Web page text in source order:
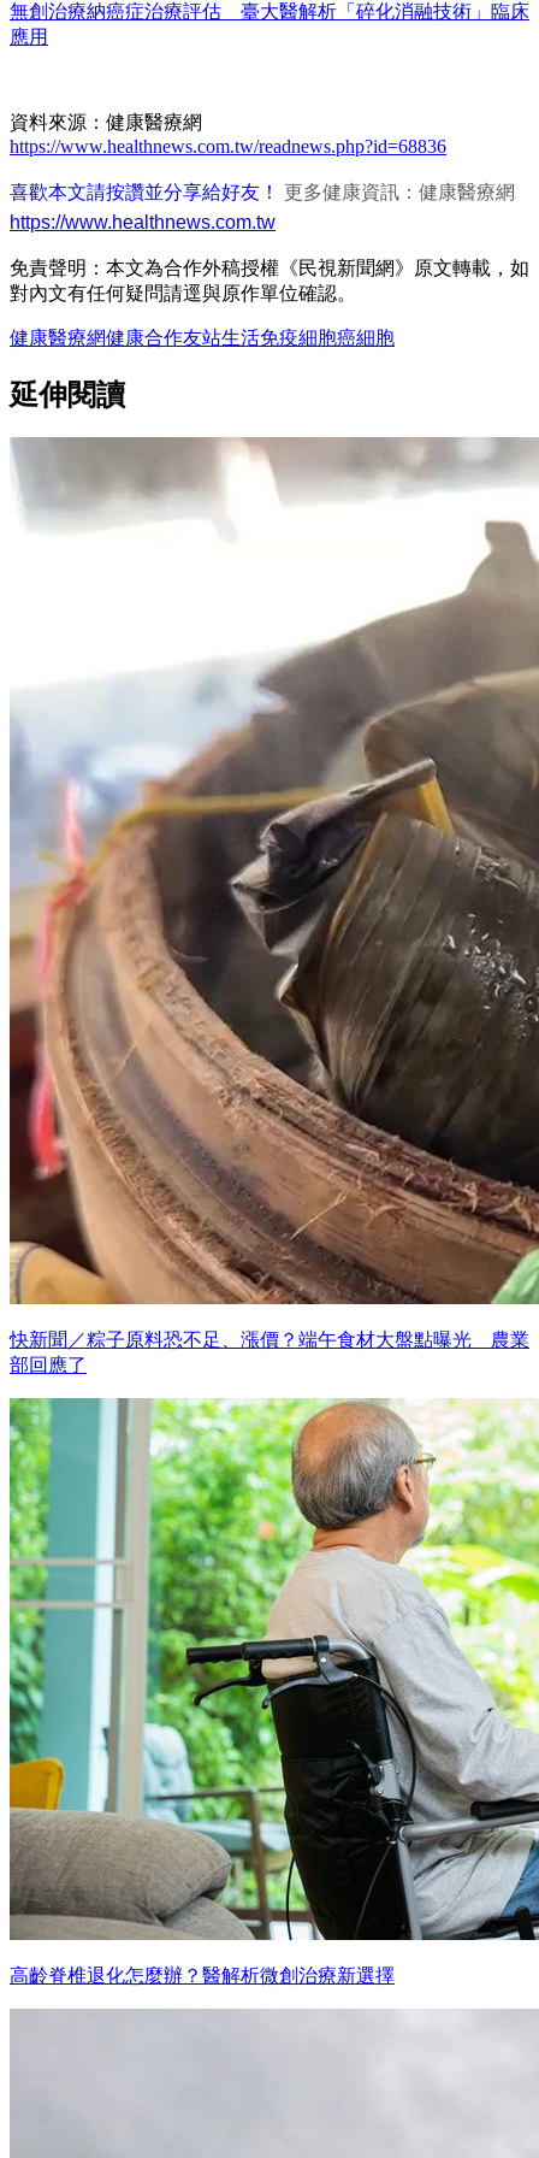
無創治療納癌症治療評估 臺大醫解析「碎化消融技術」臨床
應用
資料來源：健康醫療網
https://www.healthnews.com.tw/readnews.php?id=68836
喜歡本文請按讚並分享給好友！
更多健康資訊：健康醫療網
https://www.healthnews.com.tw
免責聲明：本文為合作外稿授權《民視新聞網》原文轉載，如
對內文有任何疑問請逕與原作單位確認。
健康醫療網健康合作友站生活免疫細胞癌細胞
延伸閱讀
快新聞／粽子原料恐不足、漲價？端午食材大盤點曝光 農業
部回應了
高齡脊椎退化怎麼辦？醫解析微創治療新選擇